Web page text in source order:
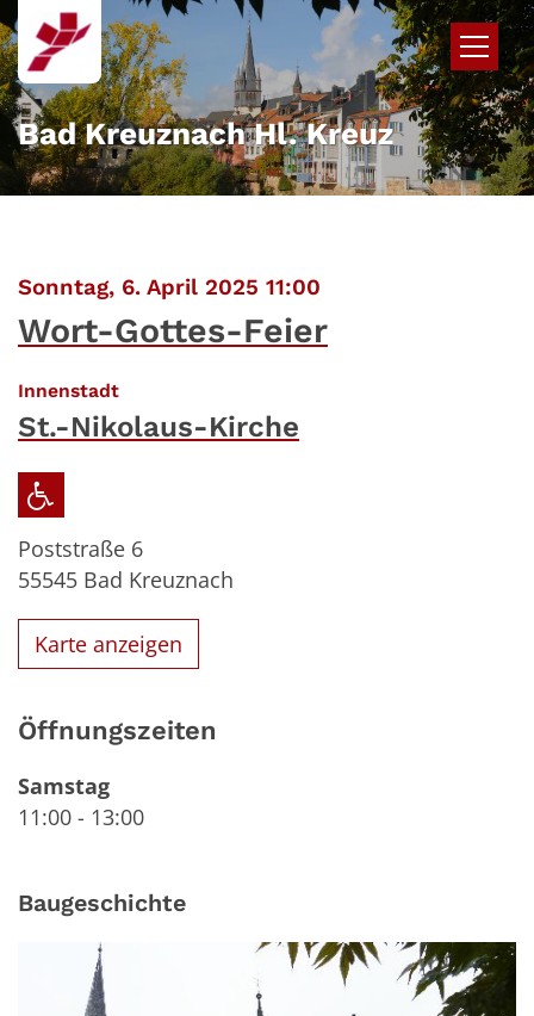
Zum Inhalt springen
Bad Kreuznach Hl. Kreuz
Sonntag, 6. April 2025 11:00
Wort-Gottes-Feier
Innenstadt:
St.-Nikolaus-Kirche
Poststraße 6
55545 Bad Kreuznach
Karte anzeigen
Öffnungszeiten
Samstag
11:00 - 13:00
Baugeschichte